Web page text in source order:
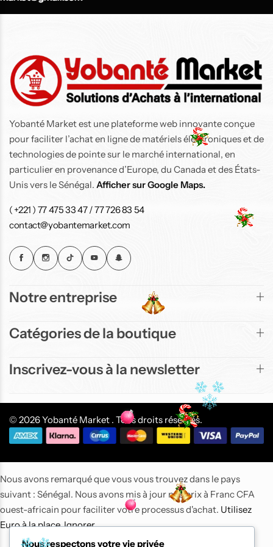
Yobanté Market est une plateforme web innovante conçue
pour faciliter l’achat en ligne de matériels électroniques et de
technologies de pointe sur le marché international, en
particulier en provenance d’Europe, du Canada et des États-
Unis vers le Sénégal. Afficher sur Google Maps.
( +221 ) 77 475 33 47 / 77 726 83 54
contact@yobantemarket.com
Notre entreprise
Catégories de la boutique
Inscrivez-vous à la newsletter
© 2026 Yobanté Market . Tous droits réservés.
Nous respectons votre vie privée
Nous avons remarqué que vous vous trouvez dans le pays
suivant : Sénégal. Nous avons mis à jour nos prix à Franc CFA
ouest-africain pour faciliter votre processus d'achat. Utilisez
Euro à la place.Ignorer
105 000CFA
91 900CFA
Air Fryer Ninja Double Stack 7,6 L
Top
Air Fryer Ninja Double
Stack 7,6 L
Air Fryer Ninja Foodi MAX double compartiment
6-en-1, 9,5L
Top
Air Fryer Ninja Foodi
MAX double
compartiment 6-en-1,
150 900CFA
137 800CFA